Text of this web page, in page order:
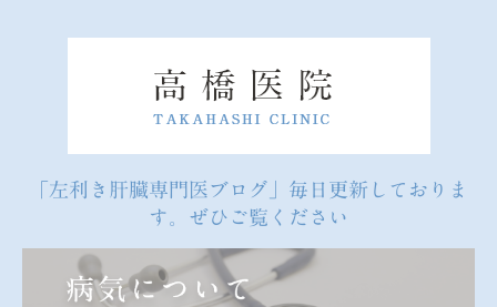
「左利き肝臓専門医ブログ」毎日更新しておりま
す。ぜひご覧ください